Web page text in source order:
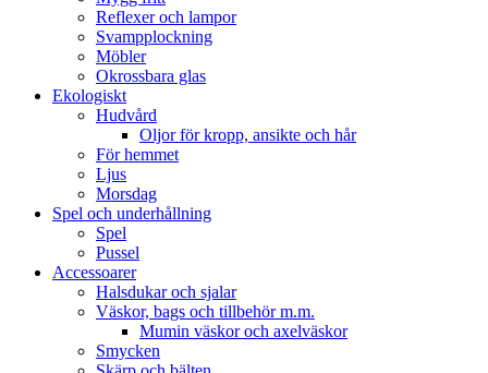
Reflexer och lampor
Svampplockning
Möbler
Okrossbara glas
Ekologiskt
Hudvård
Oljor för kropp, ansikte och hår
För hemmet
Ljus
Morsdag
Spel och underhållning
Spel
Pussel
Accessoarer
Halsdukar och sjalar
Väskor, bags och tillbehör m.m.
Mumin väskor och axelväskor
Smycken